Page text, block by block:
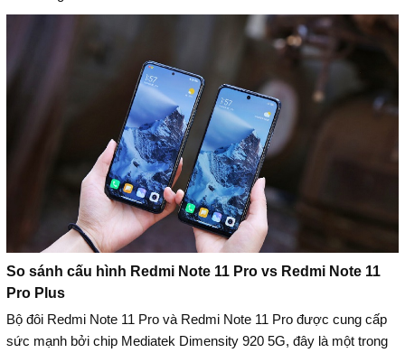
So sánh cấu hình Redmi Note 11 Pro vs Redmi Note 11
Pro Plus
Bộ đôi Redmi Note 11 Pro và Redmi Note 11 Pro được cung cấp
sức mạnh bởi chip Mediatek Dimensity 920 5G, đây là một trong